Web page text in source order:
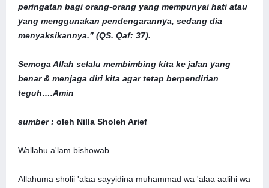
peringatan bagi orang-orang yang mempunyai hati atau
yang menggunakan pendengarannya, sedang dia
menyaksikannya.” (QS. Qaf: 37).
Semoga Allah selalu membimbing kita ke jalan yang
benar & menjaga diri kita agar tetap berpendirian
teguh….Amin
sumber : oleh Nilla Sholeh Arief
Wallahu a'lam bishowab
Allahuma sholii 'alaa sayyidina muhammad wa 'alaa aalihi wa